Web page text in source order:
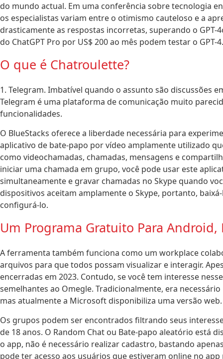
do mundo actual. Em uma conferência sobre tecnologia
os especialistas variam entre o otimismo cauteloso e a
drasticamente as respostas incorretas, superando o
do ChatGPT Pro por US$ 200 ao mês podem testar o GPT-
O que é Chatroulette?
1. Telegram. Imbatível quando o assunto são discussões
Telegram é uma plataforma de comunicação muito
funcionalidades.
O BlueStacks oferece a liberdade necessária para
aplicativo de bate-papo por vídeo amplamente utilizado
como videochamadas, chamadas, mensagens e
iniciar uma chamada em grupo, você pode usar este
simultaneamente e gravar chamadas no Skype quando
dispositivos aceitam amplamente o Skype, portanto,
configurá-lo.
Um Programa Gratuito Para
A ferramenta também funciona como um workplace
arquivos para que todos possam visualizar e interagir.
encerradas em 2023. Contudo, se você tem interesse
semelhantes ao Omegle. Tradicionalmente, era
mas atualmente a Microsoft disponibiliza uma versão web.
Os grupos podem ser encontrados filtrando seus
de 18 anos. O Random Chat ou Bate-papo aleatório está
o app, não é necessário realizar cadastro, bastando
pode ter acesso aos usuários que estiveram online no